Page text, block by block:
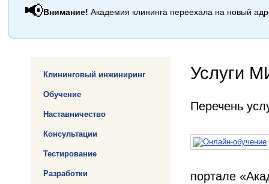
📢Внимание! Академия клининга переехала на новый
Клининговый инжиниринг
Обучение
Наставничество
Консультации
Тестирование
Разработки
Услуги
Перечень
портале